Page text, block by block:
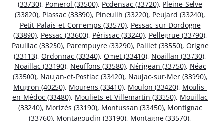
(33730), Pomerol (33500), Podensac (33720), Pleine-Selve
(33820), Plassac (33390), Pineuilh (33220), Peujard (33240),
Petit-Palais-et-Cornemps (33570), Pessac-sur-Dordogne
(33890), Pessac (33600), Périssac (33240), Pellegrue (33790),
Pauillac (33250), Parempuyre (33290), Paillet (33550), Origne
(33113), Ordonnac (33340), Omet (33410), Noaillan (33730),
Noaillac (33190), Neuffons (33580), Nérigean (33750), Néac
(33500), Naujan-et-Postiac (33420), Naujac-sur-Mer (33990),
Mugron (40250), Mourens (33410), Moulon (33420), Moulis-
en-Médoc (33480), Mouliets-et-Villemartin (33350), Mouillac
(33240), Morizès (33190), Montussan (33450), Montignac
(33760), Montagoudin (33190), Montagne (33570),